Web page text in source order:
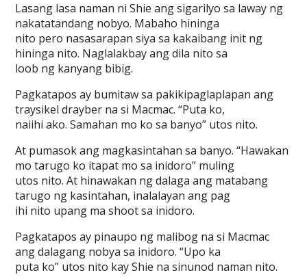
Lasang lasa naman ni Shie ang sigarilyo sa laway ng
nakatatandang nobyo. Mabaho hininga
nito pero nasasarapan siya sa kakaibang init ng
hininga nito. Naglalakbay ang dila nito sa
loob ng kanyang bibig.
Pagkatapos ay bumitaw sa pakikipaglaplapan ang
traysikel drayber na si Macmac. “Puta ko,
naiihi ako. Samahan mo ko sa banyo” utos nito.
At pumasok ang magkasintahan sa banyo. “Hawakan
mo tarugo ko itapat mo sa inidoro” muling
utos nito. At hinawakan ng dalaga ang matabang
tarugo ng kasintahan, inalalayan ang pag
ihi nito upang ma shoot sa inidoro.
Pagkatapos ay pinaupo ng malibog na si Macmac
ang dalagang nobya sa inidoro. “Upo ka
puta ko” utos nito kay Shie na sinunod naman nito.